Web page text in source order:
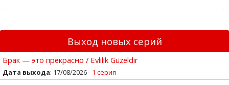
Выход новых серий
Брак — это прекрасно / Evlilik Güzeldir
Дата выхода: 17/08/2026 - 1 серия